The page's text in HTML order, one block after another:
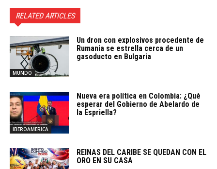
RELATED ARTICLES
MUNDO
Un dron con explosivos procedente de
Rumania se estrella cerca de un
gasoducto en Bulgaria
IBEROAMERICA
Nueva era política en Colombia: ¿Qué
esperar del Gobierno de Abelardo de
la Espriella?
REINAS DEL CARIBE SE QUEDAN CON EL
ORO EN SU CASA